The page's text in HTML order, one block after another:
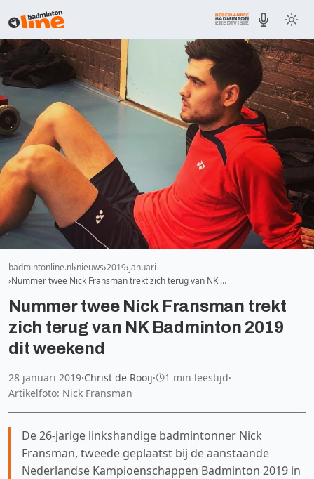
badmintonline.nl nieuws 2019 januari
Nummer twee Nick Fransman trekt zich terug van NK …
Nummer twee Nick Fransman trekt
zich terug van NK Badminton 2019
dit weekend
28 januari 2019·Christ de Rooij· 1 min leestijd·
Artikelfoto: Nick Fransman
De 26-jarige linkshandige badmintonner Nick
Fransman, tweede geplaatst bij de aanstaande
Nederlandse Kampioenschappen Badminton 2019 in